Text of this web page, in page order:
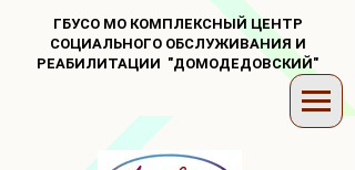
ГБУСО МО КОМПЛЕКСНЫЙ ЦЕНТР
СОЦИАЛЬНОГО ОБСЛУЖИВАНИЯ И
РЕАБИЛИТАЦИИ "ДОМОДЕДОВСКИЙ"